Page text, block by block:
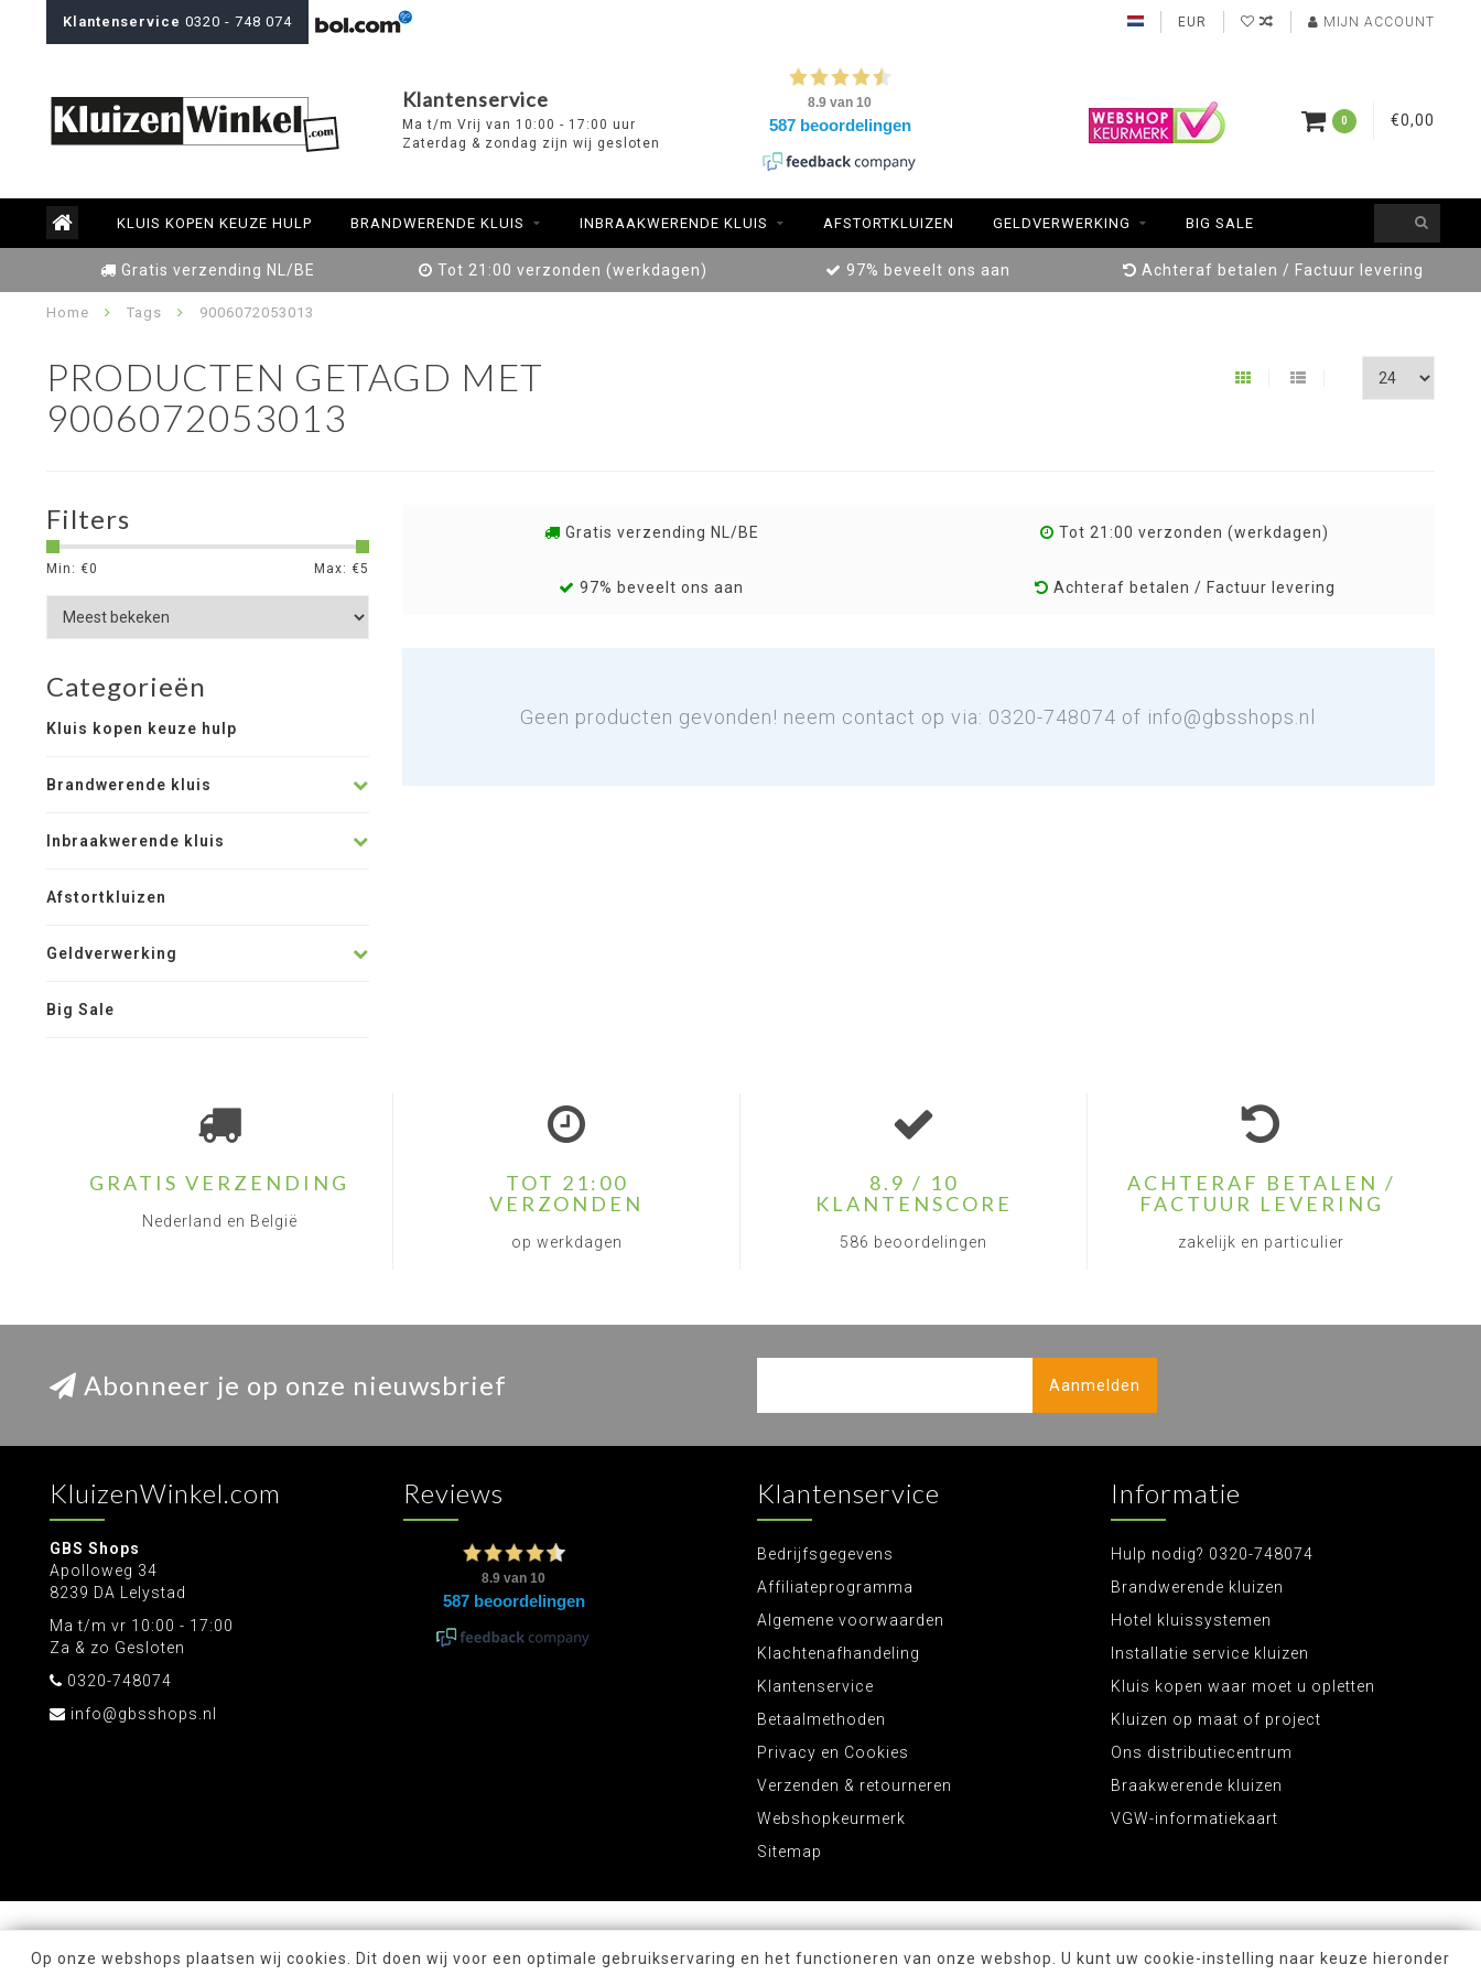
Klantenservice 0320 - 748 074 EUR MIJN ACCOUNT
Klantenservice
Ma t/m Vrij van 10:00 - 17:00 uur
Zaterdag & zondag zijn wij gesloten
0 €0,00
KLUIS KOPEN KEUZE HULP BRANDWERENDE KLUIS INBRAAKWERENDE KLUIS AFSTORTKLUIZEN GELDVERWERKING BIG SALE
Gratis verzending NL/BE Tot 21:00 verzonden (werkdagen) 97% beveelt ons aan Achteraf betalen / Factuur levering
Home Tags 9006072053013
PRODUCTEN GETAGD MET
9006072053013
Filters
Min: €0 Max: €5
Categorieën
Kluis kopen keuze hulp
Brandwerende kluis
Inbraakwerende kluis
Afstortkluizen
Geldverwerking
Big Sale
Gratis verzending NL/BE Tot 21:00 verzonden (werkdagen)
97% beveelt ons aan Achteraf betalen / Factuur levering
Geen producten gevonden! neem contact op via: 0320-748074 of info@gbsshops.nl
GRATIS VERZENDING
Nederland en België
TOT 21:00
VERZONDEN
op werkdagen
8.9 / 10
KLANTENSCORE
586 beoordelingen
ACHTERAF BETALEN /
FACTUUR LEVERING
zakelijk en particulier
Abonneer je op onze nieuwsbrief Aanmelden
KluizenWinkel.com
GBS Shops
Apolloweg 34
8239 DA Lelystad
Ma t/m vr 10:00 - 17:00
Za & zo Gesloten
0320-748074
info@gbsshops.nl
Reviews Klantenservice
Bedrijfsgegevens
Affiliateprogramma
Algemene voorwaarden
Klachtenafhandeling
Klantenservice
Betaalmethoden
Privacy en Cookies
Verzenden & retourneren
Webshopkeurmerk
Sitemap
Informatie
Hulp nodig? 0320-748074
Brandwerende kluizen
Hotel kluissystemen
Installatie service kluizen
Kluis kopen waar moet u opletten
Kluizen op maat of project
Ons distributiecentrum
Braakwerende kluizen
VGW-informatiekaart
Op onze webshops plaatsen wij cookies. Dit doen wij voor een optimale gebruikservaring en het functioneren van onze webshop. U kunt uw cookie-instelling naar keuze hieronder